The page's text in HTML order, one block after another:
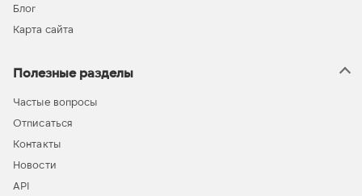
Блог
Карта сайта
Полезные разделы
Частые вопросы
Отписаться
Контакты
Новости
API